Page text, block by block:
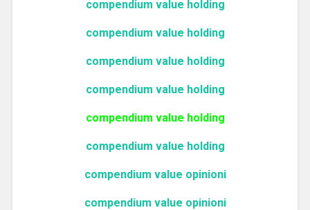
compendium value holding
compendium value holding
compendium value holding
compendium value holding
compendium value holding
compendium value holding
compendium value opinioni
compendium value opinioni